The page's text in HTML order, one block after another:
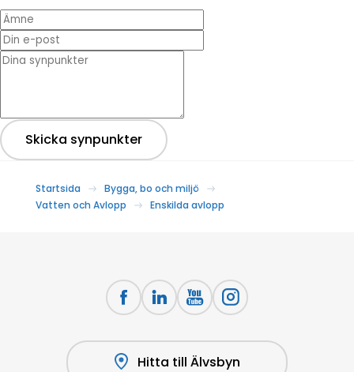
Ämne
Din e-post
* Dina synpunkter
Skicka synpunkter
Startsida
Bygga, bo och miljö
Vatten och Avlopp
Enskilda avlopp
Hitta till Älvsbyn